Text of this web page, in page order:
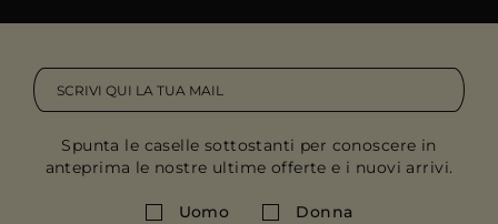
Spunta le caselle sottostanti per conoscere in
anteprima le nostre ultime offerte e i nuovi arrivi.
Uomo Donna